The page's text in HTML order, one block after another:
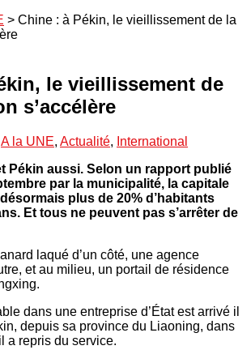
> Chine : à Pékin, le vieillissement de la
le vieillissement de
s’accélère
A la UNE, Actualité, International
Pékin aussi. Selon un rapport publié
par la municipalité, la capitale
plus de 20% d’habitants
Et tous ne peuvent pas s’arrêter de
laqué d’un côté, une agence
et au milieu, un portail de résidence
dans une entreprise d’État est arrivé il
depuis sa province du Liaoning, dans
a repris du service.